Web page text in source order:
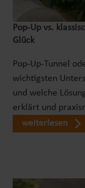
Pop‑Up vs.
Glück
Pop-Up-Tunnel
wichtigsten
und welche
erklärt und
weiterlesen